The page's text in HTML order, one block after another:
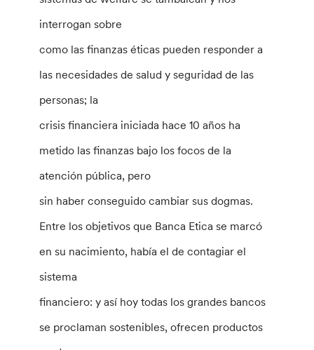
interrogan sobre
como las finanzas éticas pueden responder a
las necesidades de salud y seguridad de las
personas; la
crisis financiera iniciada hace 10 años ha
metido las finanzas bajo los focos de la
atención pública, pero
sin haber conseguido cambiar sus dogmas.
Entre los objetivos que Banca Etica se marcó
en su nacimiento, había el de contagiar el
sistema
financiero: y así hoy todas los grandes bancos
se proclaman sostenibles, ofrecen productos